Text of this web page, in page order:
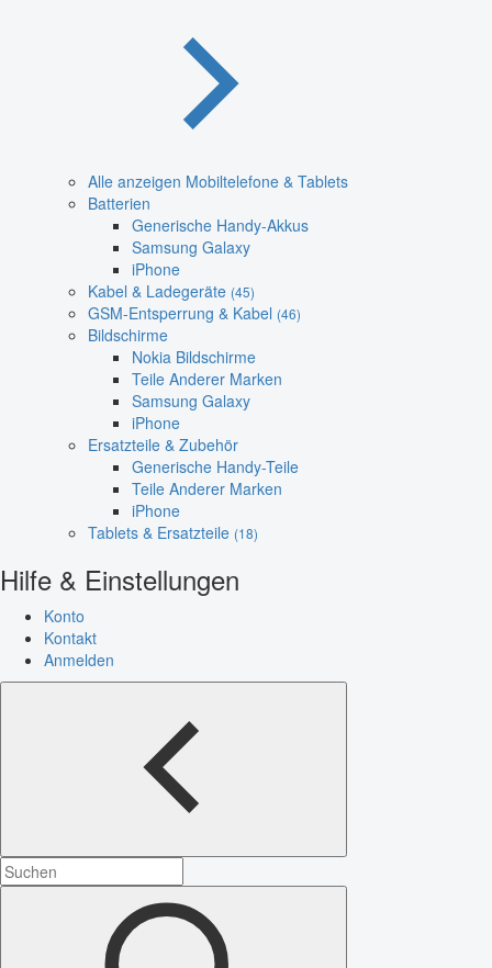
Alle anzeigen Mobiltelefone & Tablets
Batterien
Generische Handy-Akkus
Samsung Galaxy
iPhone
Kabel & Ladegeräte (45)
GSM-Entsperrung & Kabel (46)
Bildschirme
Nokia Bildschirme
Teile Anderer Marken
Samsung Galaxy
iPhone
Ersatzteile & Zubehör
Generische Handy-Teile
Teile Anderer Marken
iPhone
Tablets & Ersatzteile (18)
Hilfe & Einstellungen
Konto
Kontakt
Anmelden